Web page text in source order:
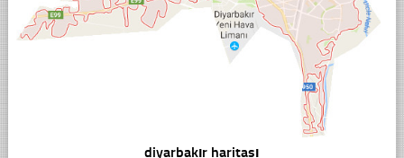
diyarbakır haritası